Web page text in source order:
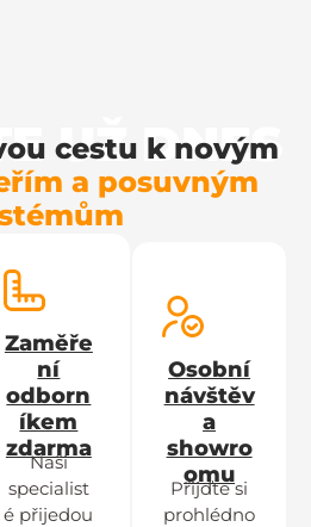
UŽ DNES
cestu k novým
a posuvným
Zaměře
ní
odborn
íkem
zdarma
Naši
specialist
é přijedou
Osobní
návštěv
a
showro
omu
Přijďte si
prohlédno